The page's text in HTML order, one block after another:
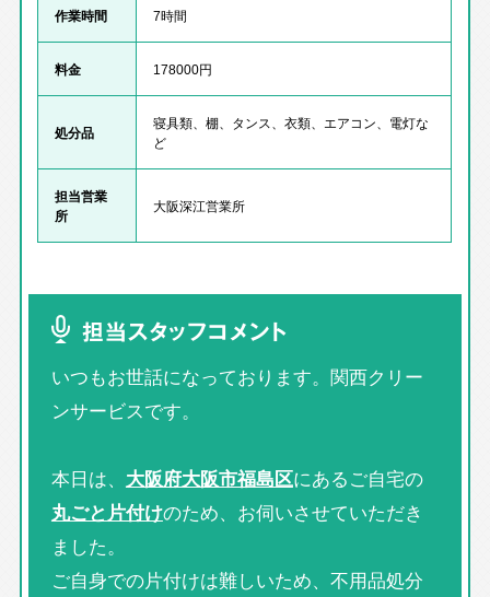
作業時間 7時間
料金 178000円
処分品
寝具類、棚、タンス、衣類、エアコン、電灯な
ど
担当営業
所
大阪深江営業所
担当スタッフコメント
いつもお世話になっております。関西クリー
ンサービスです。
本日は、 大阪府大阪市福島区にあるご自宅の
丸ごと片付けのため、お伺いさせていただき
ました。
ご自身での片付けは難しいため、不用品処分